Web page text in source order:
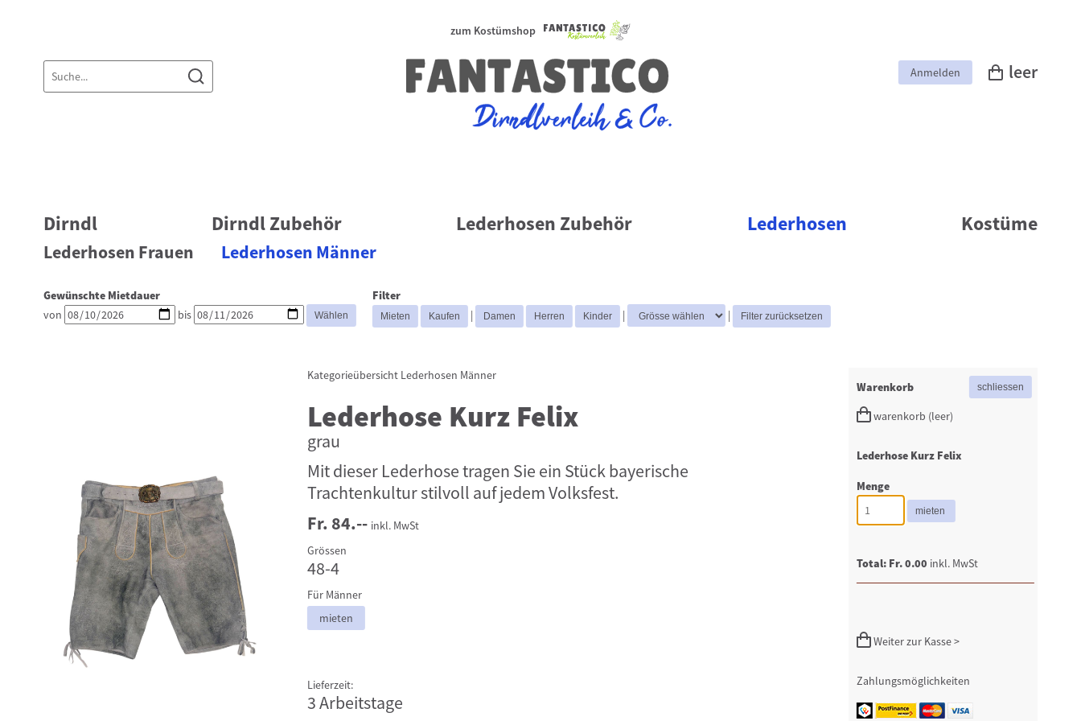
zum Kostümshop
leer
Anmelden
Dirndl Dirndl Zubehör Lederhosen Zubehör Lederhosen Kostüme
Lederhosen Frauen Lederhosen Männer
Gewünschte Mietdauer
von bis
Filter
| | |
Kategorieübersicht Lederhosen Männer
Lederhose Kurz Felix
grau
Mit dieser Lederhose tragen Sie ein Stück bayerische
Trachtenkultur stilvoll auf jedem Volksfest.
Fr. 84.-- inkl. MwSt
Grössen
48-4
Für Männer
mieten
Lieferzeit:
3 Arbeitstage
Warenkorb
warenkorb (leer)
Lederhose Kurz Felix
Menge
Total: Fr. 0.00 inkl. MwSt
Weiter zur Kasse >
Zahlungsmöglichkeiten